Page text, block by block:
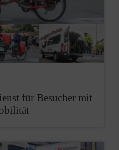
für Besucher mit